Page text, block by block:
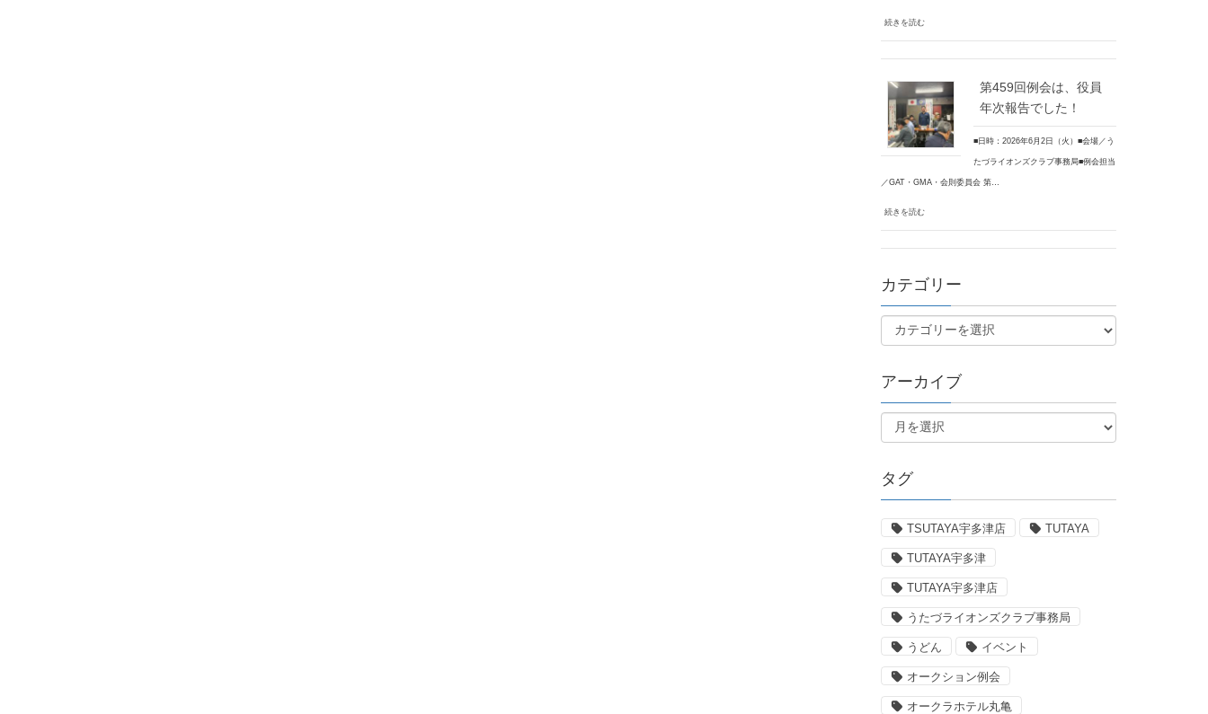
続きを読む
第459回例会は、役員
年次報告でした！
■日時：2026年6月2日（火）■会場／う
たづライオンズクラブ事務局■例会担当
／GAT・GMA・会則委員会 第…
続きを読む
カテゴリー
アーカイブ
タグ
TSUTAYA宇多津店 TUTAYA
TUTAYA宇多津
TUTAYA宇多津店
うたづライオンズクラブ事務局
うどん イベント
オークション例会
オークラホテル丸亀